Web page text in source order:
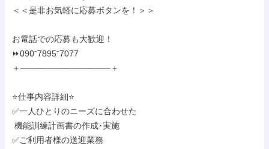
＜＜是非お気軽に応募ボタンを！＞＞
お電話での応募も大歓迎！
⏩090⁻7895⁻7077
＋───────────────＋
⭐仕事内容詳細⭐
✅一人ひとりのニーズに合わせた
✅ご利用者様の送迎業務